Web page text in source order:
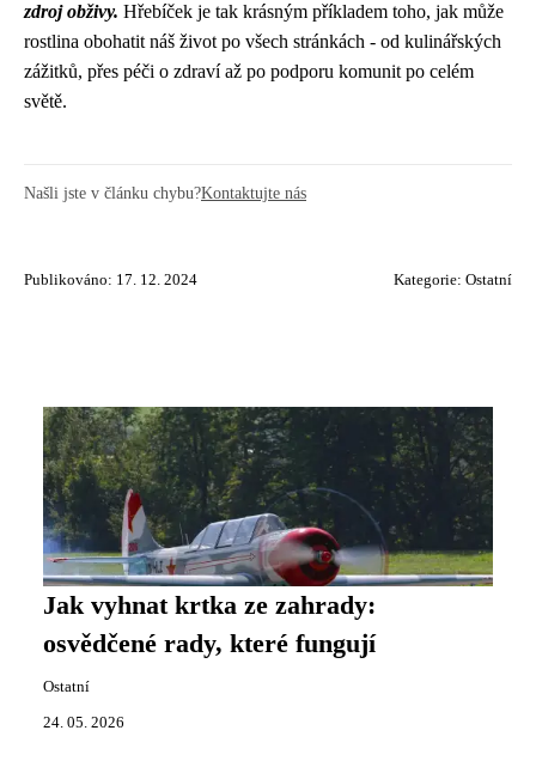
zdroj obživy. Hřebíček je tak krásným příkladem toho, jak může
rostlina obohatit náš život po všech stránkách - od kulinářských
zážitků, přes péči o zdraví až po podporu komunit po celém
světě.
Našli jste v článku chybu?Kontaktujte nás
Publikováno: 17. 12. 2024 Kategorie: Ostatní
Jak vyhnat krtka ze zahrady:
osvědčené rady, které fungují
Ostatní
24. 05. 2026